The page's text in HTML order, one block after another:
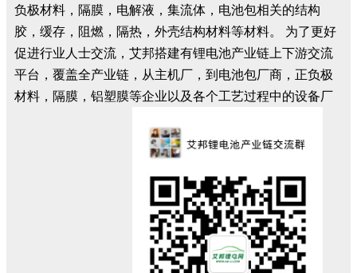
负极材料，隔膜，电解液，集流体，电池包相关的结构
胶，缓存，阻燃，隔热，外壳结构材料等材料。 为了更好
促进行业人士交流，艾邦搭建有锂电池产业链上下游交流
平台，覆盖全产业链，从主机厂，到电池包厂商，正负极
材料，隔膜，铝塑膜等企业以及各个工艺过程中的设备厂